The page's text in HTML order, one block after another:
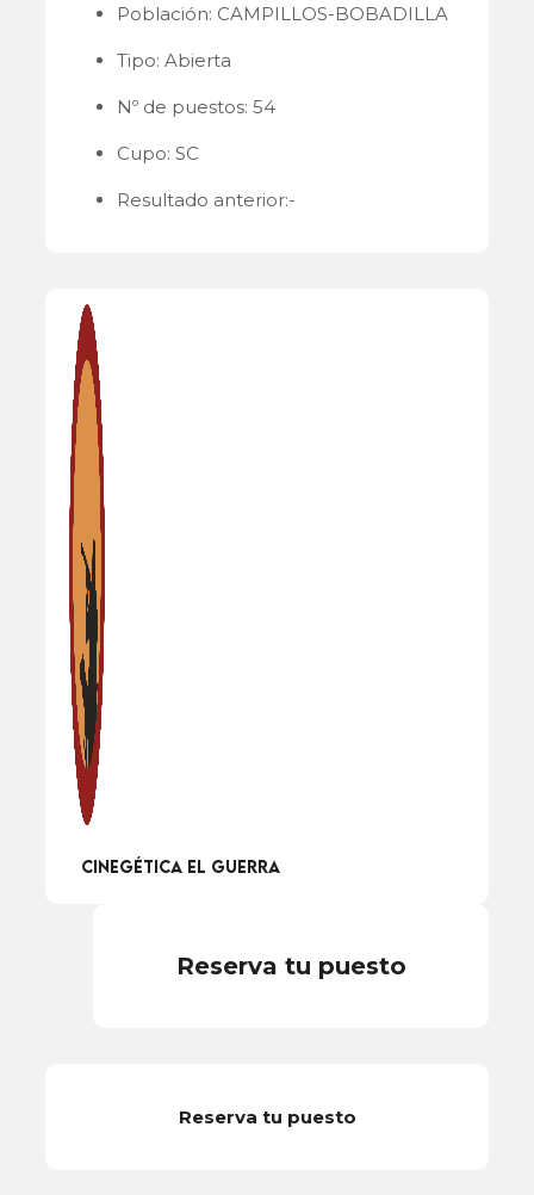
Población: CAMPILLOS-BOBADILLA
Tipo: Abierta
Nº de puestos: 54
Cupo: SC
Resultado anterior:-
Cinegética el Guerra
Reserva tu puesto
Reserva tu puesto